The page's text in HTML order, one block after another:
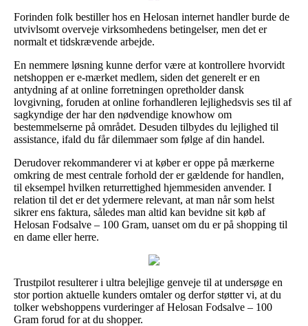
Forinden folk bestiller hos en Helosan internet handler burde de
utvivlsomt overveje virksomhedens betingelser, men det er
normalt et tidskrævende arbejde.
En nemmere løsning kunne derfor være at kontrollere hvorvidt
netshoppen er e-mærket medlem, siden det generelt er en
antydning af at online forretningen opretholder dansk
lovgivning, foruden at online forhandleren lejlighedsvis ses til af
sagkyndige der har den nødvendige knowhow om
bestemmelserne på området. Desuden tilbydes du lejlighed til
assistance, ifald du får dilemmaer som følge af din handel.
Derudover rekommanderer vi at køber er oppe på mærkerne
omkring de mest centrale forhold der er gældende for handlen,
til eksempel hvilken returrettighed hjemmesiden anvender. I
relation til det er det ydermere relevant, at man når som helst
sikrer ens faktura, således man altid kan bevidne sit køb af
Helosan Fodsalve – 100 Gram, uanset om du er på shopping til
en dame eller herre.
Trustpilot resulterer i ultra belejlige genveje til at undersøge en
stor portion aktuelle kunders omtaler og derfor støtter vi, at du
tolker webshoppens vurderinger af Helosan Fodsalve – 100
Gram forud for at du shopper.